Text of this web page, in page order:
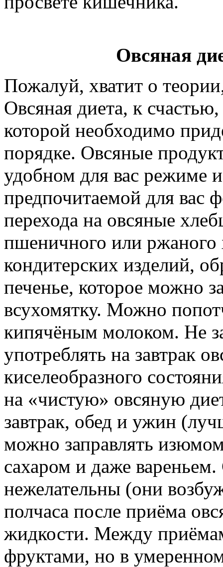
Овсяная
Пожалуй, хватит о
Овсяная диета, к
которой необходимо
порядке. Овсяные
удобном для вас режиме
предпочитаемой для вас
перехода на овсяные
пшеничного или
кондитерских изделий,
печенье, которое можно
всухомятку. Можно
кипячёным молоком. Не
употреблять на завтрак
киселеобразного
на «чистую» овсяную
завтрак, обед и ужин
можно заправлять
сахаром и даже
нежелательны (они
полчаса после приёма
жидкости. Между
фруктами, но в